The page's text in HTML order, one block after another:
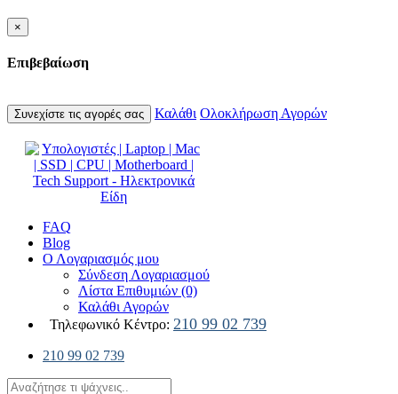
×
Επιβεβαίωση
Συνεχίστε τις αγορές σας Καλάθι Ολοκλήρωση Αγορών
FAQ
Blog
Ο Λογαριασμός μου
Σύνδεση Λογαριασμού
Λίστα Επιθυμιών (0)
Καλάθι Αγορών
Τηλεφωνικό Κέντρο: 210 99 02 739
210 99 02 739